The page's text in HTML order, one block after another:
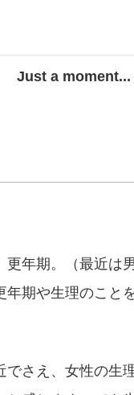
Just a moment...
更年期。（最近は
年期や生理のこと
でさえ、女性の生